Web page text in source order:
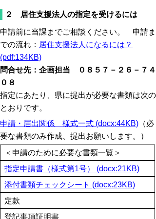
２ 居住支援法人の指定を受けるには
申請前に当課までご相談ください。 申請ま
での流れ： 居住支援法人になるには？
(pdf:134KB)
問合せ先：企画担当 ０８５７－２６－７４
０８
指定にあたり、県に提出が必要な書類は次の
とおりです。
申請・届出関係 様式一式 (docx:44KB) （必
要な書類のみ作成、提出お願いします。）
＜申請のために必要な書類一覧＞
指定申請書（様式第1号） (docx:21KB)
添付書類チェックシート (docx:23KB)
定款
登記事項証明書